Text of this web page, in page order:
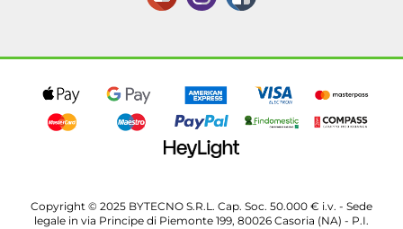
Copyright © 2025 BYTECNO S.R.L. Cap. Soc. 50.000 € i.v. - Sede
legale in via Principe di Piemonte 199, 80026 Casoria (NA) - P.I.